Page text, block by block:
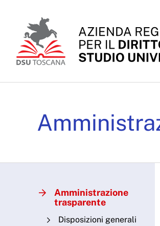
Amministrazione
trasparente
Disposizioni generali